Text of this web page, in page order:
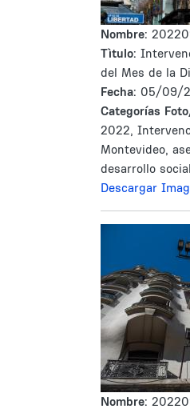
Nombre:
Tìtulo:
del Mes de la
Fecha: 05/09/
Categorías
2022,
Montevideo,
desarrollo social
Descargar
Nombre: